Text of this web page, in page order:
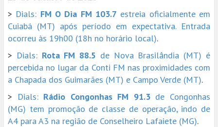
> Dials: FM O Dia FM 103.7 estreia oficialmente em
Cuiabá (MT) após período em expectativa. Entrada
ocorreu às 19h00 (18h no horário local).
> Dials: Rota FM 88.5 de Nova Brasilândia (MT) é
percebida no lugar da Conti FM nas proximidades com
a Chapada dos Guimarães (MT) e Campo Verde (MT).
>
Dials: Rádio Congonhas FM 91.3de Congonhas
(MG) tem promoção de classe de operação, indo de
A4 para A3 na região de Conselheiro Lafaiete (MG).